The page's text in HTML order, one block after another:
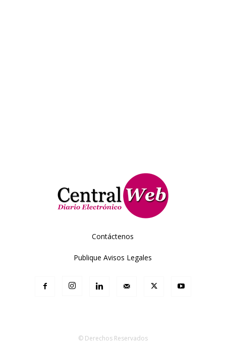
Contáctenos
Publique Avisos Legales
© Derechos Reservados